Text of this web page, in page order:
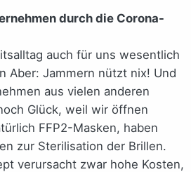
durch die Corona-
auch für uns wesentlich
Aber: Jammern nützt nix! Und
aus vielen anderen
Glück, weil wir öffnen
FFP2-Masken, haben
zur Sterilisation der Brillen.
verursacht zwar hohe Kosten,